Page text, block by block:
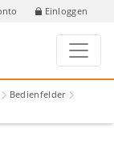
Einloggen
Bedienfelder